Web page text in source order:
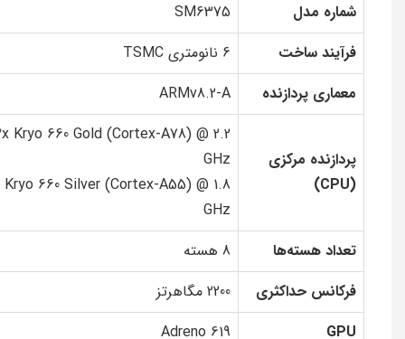
شماره مدل
SM6375
فرآیند ساخت
6 نانومتری TSMC
معماری پردازنده
ARMv8.2-A
پردازنده مرکزی
(CPU)
Kryo 660 Gold (Cortex-A78) @ 2.2
GHz
660 Silver (Cortex-A55) @ 1.8
GHz
تعداد هسته‌ها
8 هسته
فرکانس حداکثری
2200 مگاهرتز
GPU
Adreno 619